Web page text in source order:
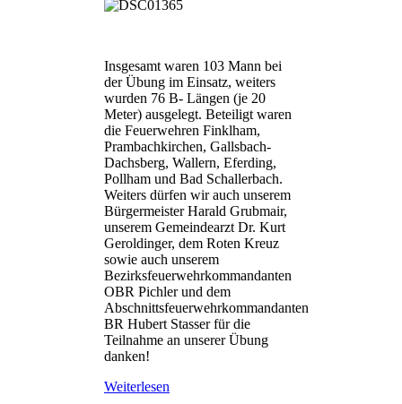
Insgesamt waren 103 Mann bei
der Übung im Einsatz, weiters
wurden 76 B- Längen (je 20
Meter) ausgelegt. Beteiligt waren
die Feuerwehren Finklham,
Prambachkirchen, Gallsbach-
Dachsberg, Wallern, Eferding,
Pollham und Bad Schallerbach.
Weiters dürfen wir auch unserem
Bürgermeister Harald Grubmair,
unserem Gemeindearzt Dr. Kurt
Geroldinger, dem Roten Kreuz
sowie auch unserem
Bezirksfeuerwehrkommandanten
OBR Pichler und dem
Abschnittsfeuerwehrkommandanten
BR Hubert Stasser für die
Teilnahme an unserer Übung
danken!
Weiterlesen